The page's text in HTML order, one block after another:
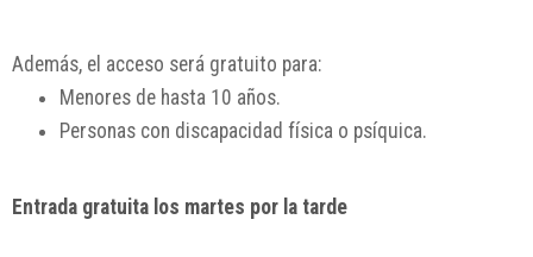
Además, el acceso será gratuito para:
Menores de hasta 10 años.
Personas con discapacidad física o psíquica.
Entrada gratuita los martes por la tarde